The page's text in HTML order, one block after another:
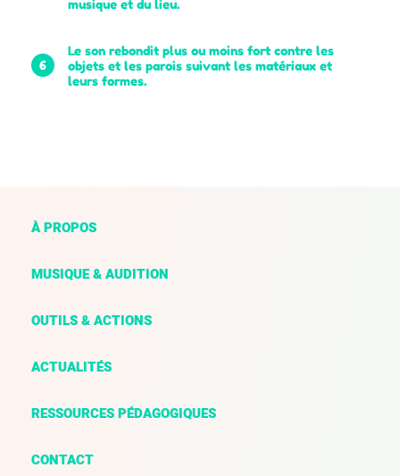
musique et du lieu.
6
Le son rebondit plus ou moins fort contre les
objets et les parois suivant les matériaux et
leurs formes.
À PROPOS
MUSIQUE & AUDITION
OUTILS & ACTIONS
ACTUALITÉS
RESSOURCES PÉDAGOGIQUES
CONTACT